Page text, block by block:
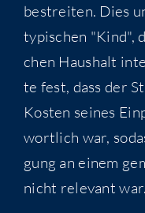
bestrei­ten. Dies
typi­schen "Kind",
chen Haus­halt
te fest, dass der
Kos­ten sei­nes
wort­lich war,
gung an einem
nicht rele­vant war.